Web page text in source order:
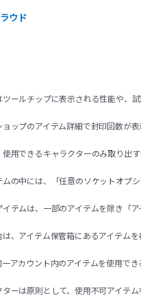
ウド
ールチップに表示される性能や、
ップのアイテム詳細で封印回数が
用できるキャラクターのみ取り出す
の中には、「任意のソケットオプ
テムは、一部のアイテムを除き「ア
、アイテム保管箱にあるアイテム
アカウント内のアイテムを使用で
ーは原則として、使用不可アイテ